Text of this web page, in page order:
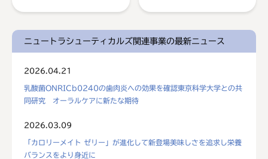
ニュートラシューティカルズ関連事業の最新ニュース
2026.04.21
乳酸菌ONRICb0240の歯肉炎への効果を確認東京科学大学との共
同研究 オーラルケアに新たな期待
2026.03.09
「カロリーメイト ゼリー」が進化して新登場美味しさを追求し栄養
バランスをより身近に